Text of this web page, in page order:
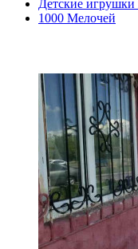
Детские
1000 Мелочей